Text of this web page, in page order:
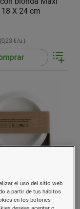
X 24 cm
(0,23 €/u.)
el uso del sitio web
a partir de tus hábitos
en los botones